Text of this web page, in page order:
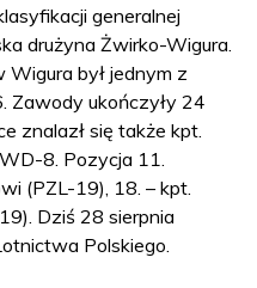
generalnej
drużyna Żwirko-Wigura.
Wigura był jednym z
Zawody ukończyły 24
znalazł się także kpt.
8. Pozycja 11.
(PZL-19), 18. – kpt.
Dziś 28 sierpnia
Polskiego.